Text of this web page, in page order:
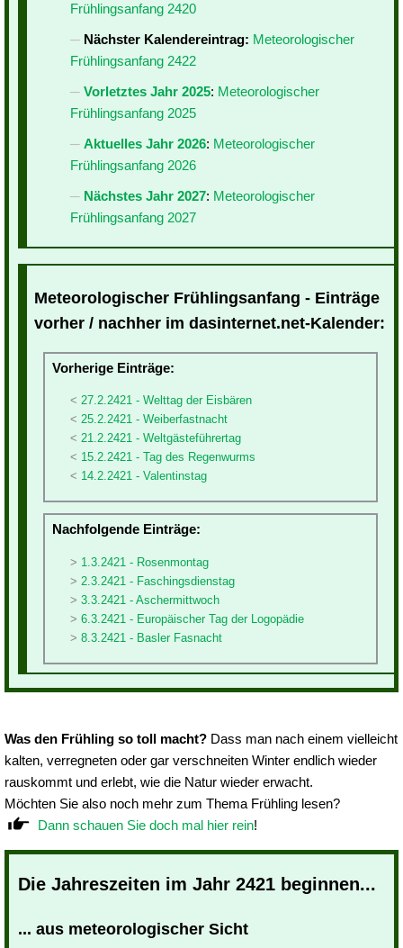
Frühlingsanfang 2420
Nächster Kalendereintrag: Meteorologischer
Frühlingsanfang 2422
Vorletztes Jahr 2025: Meteorologischer
Frühlingsanfang 2025
Aktuelles Jahr 2026: Meteorologischer
Frühlingsanfang 2026
Nächstes Jahr 2027: Meteorologischer
Frühlingsanfang 2027
Meteorologischer Frühlingsanfang - Einträge
vorher / nachher im dasinternet.net-Kalender:
Vorherige Einträge:
27.2.2421 - Welttag der Eisbären
25.2.2421 - Weiberfastnacht
21.2.2421 - Weltgästeführertag
15.2.2421 - Tag des Regenwurms
14.2.2421 - Valentinstag
Nachfolgende Einträge:
1.3.2421 - Rosenmontag
2.3.2421 - Faschingsdienstag
3.3.2421 - Aschermittwoch
6.3.2421 - Europäischer Tag der Logopädie
8.3.2421 - Basler Fasnacht
Was den Frühling so toll macht? Dass man nach einem vielleicht
kalten, verregneten oder gar verschneiten Winter endlich wieder
rauskommt und erlebt, wie die Natur wieder erwacht.
Möchten Sie also noch mehr zum Thema Frühling lesen?
Dann schauen Sie doch mal hier rein!
Die Jahreszeiten im Jahr 2421 beginnen...
... aus meteorologischer Sicht